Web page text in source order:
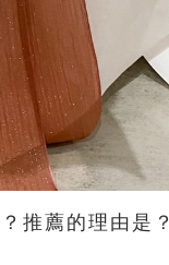
推薦的理由是？